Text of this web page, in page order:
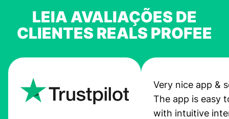
LEIA AVALIAÇÕES DE
CLIENTES REALS PROFEE
Very nice app &
The app is easy
with intuitive